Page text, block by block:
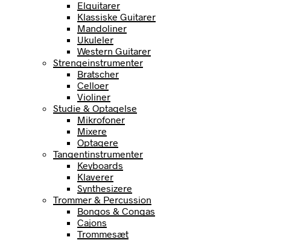
Elguitarer
Klassiske Guitarer
Mandoliner
Ukuleler
Western Guitarer
Strengeinstrumenter
Bratscher
Celloer
Violiner
Studie & Optagelse
Mikrofoner
Mixere
Optagere
Tangentinstrumenter
Keyboards
Klaverer
Synthesizere
Trommer & Percussion
Bongos & Congas
Cajons
Trommesæt